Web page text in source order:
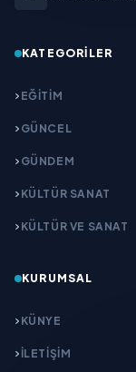
KATEGORILER
EĞITIM
GÜNCEL
GÜNDEM
KÜLTÜR SANAT
KÜLTÜR VE SANAT
KURUMSAL
KÜNYE
İLETIŞIM